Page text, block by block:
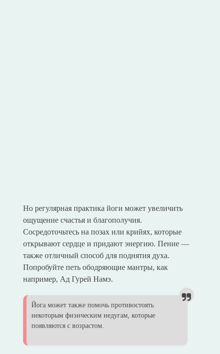
Но регулярная практика йоги может увеличить
ощущение счастья и благополучия.
Сосредоточьтесь на позах или крийях, которые
открывают сердце и придают энергию. Пение —
также отличный способ для поднятия духа.
Попробуйте петь ободряющие мантры, как
например, Ад Гурей Намэ.
Йога может также помочь противостоять
некоторым физическим недугам, которые
появляются с возрастом.